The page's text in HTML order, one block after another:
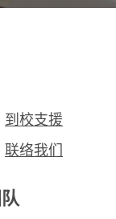
到校支援
联络我们